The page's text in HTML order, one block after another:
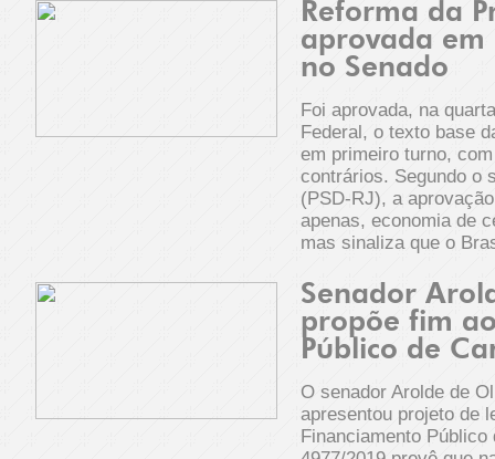
Reforma da
aprovada
no Senado
Foi aprovada, na
Federal, o texto base
em primeiro turno,
contrários. Segundo o
(PSD-RJ), a
apenas, economia de
mas sinaliza que o
Senador
propõe fim
Público de
O senador Arolde de
apresentou projeto de
Financiamento Público